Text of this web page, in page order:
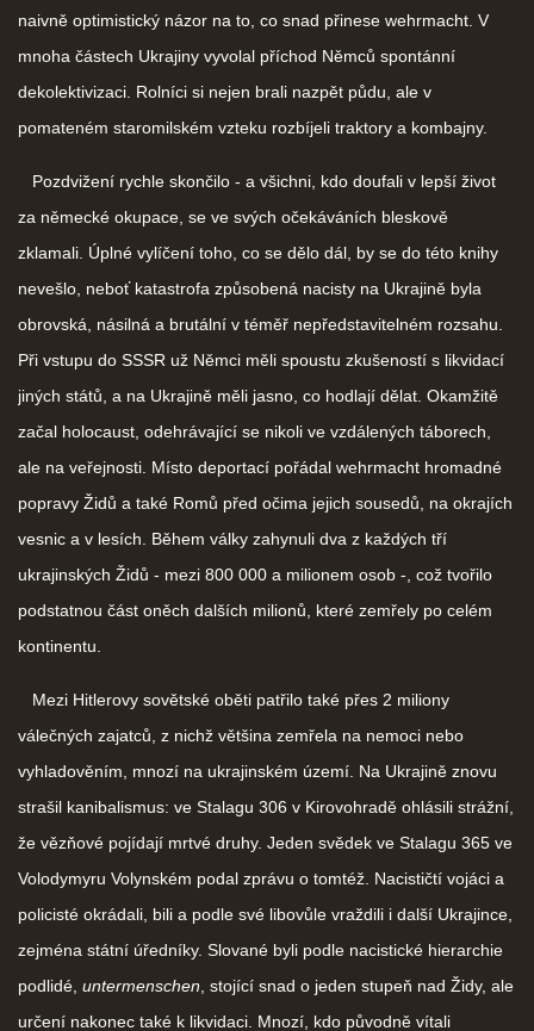
naivně optimistický názor na to, co snad přinese wehrmacht. V
mnoha částech Ukrajiny vyvolal příchod Němců spontánní
dekolektivizaci. Rolníci si nejen brali nazpět půdu, ale v
pomateném staromilském vzteku rozbíjeli traktory a kombajny.
Pozdvižení rychle skončilo - a všichni, kdo doufali v lepší život
za německé okupace, se ve svých očekáváních bleskově
zklamali. Úplné vylíčení toho, co se dělo dál, by se do této knihy
nevešlo, neboť katastrofa způsobená nacisty na Ukrajině byla
obrovská, násilná a brutální v téměř nepředstavitelném rozsahu.
Při vstupu do SSSR už Němci měli spoustu zkušeností s likvidací
jiných států, a na Ukrajině měli jasno, co hodlají dělat. Okamžitě
začal holocaust, odehrávající se nikoli ve vzdálených táborech,
ale na veřejnosti. Místo deportací pořádal wehrmacht hromadné
popravy Židů a také Romů před očima jejich sousedů, na okrajích
vesnic a v lesích. Během války zahynuli dva z každých tří
ukrajinských Židů - mezi 800 000 a milionem osob -, což tvořilo
podstatnou část oněch dalších milionů, které zemřely po celém
kontinentu.
Mezi Hitlerovy sovětské oběti patřilo také přes 2 miliony
válečných zajatců, z nichž většina zemřela na nemoci nebo
vyhladověním, mnozí na ukrajinském území. Na Ukrajině znovu
strašil kanibalismus: ve Stalagu 306 v Kirovohradě ohlásili strážní,
že vězňové pojídají mrtvé druhy. Jeden svědek ve Stalagu 365 ve
Volodymyru Volynském podal zprávu o tomtéž. Nacističtí vojáci a
policisté okrádali, bili a podle své libovůle vraždili i další Ukrajince,
zejména státní úředníky. Slované byli podle nacistické hierarchie
podlidé, untermenschen , stojící snad o jeden stupeň nad Židy, ale
určení nakonec také k likvidaci. Mnozí, kdo původně vítali